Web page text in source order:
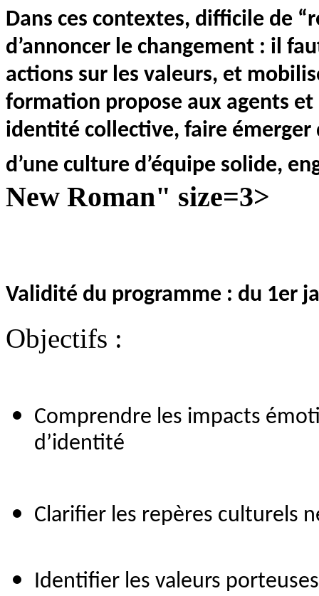
Dans ces contextes, difficile de
d’annoncer le changement : il
actions sur les valeurs, et
formation propose aux agents
identité collective, faire émerger
d’une culture d’équipe solide,
New Roman" size=3>
Validité du programme : du 1er
Objectifs :
Comprendre les impacts
d’identité
Clarifier les repères culturels
Identifier les valeurs